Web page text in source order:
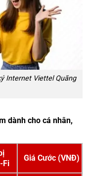
Internet Viettel Quãng
dành cho cá nhân,
Fi
Giá Cước (VNĐ)